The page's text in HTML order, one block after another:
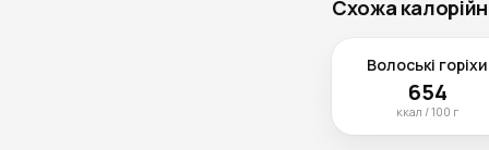
Схожа
Волоські горіхи
654
ккал / 100 г